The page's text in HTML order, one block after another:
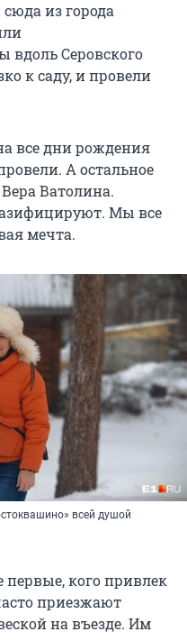
из города
Серовского
к саду, и провели
все дни рождения
А остальное
Ватолина.
Мы все
мечта.
всей душой
кого привлек
приезжают
на въезде. Им